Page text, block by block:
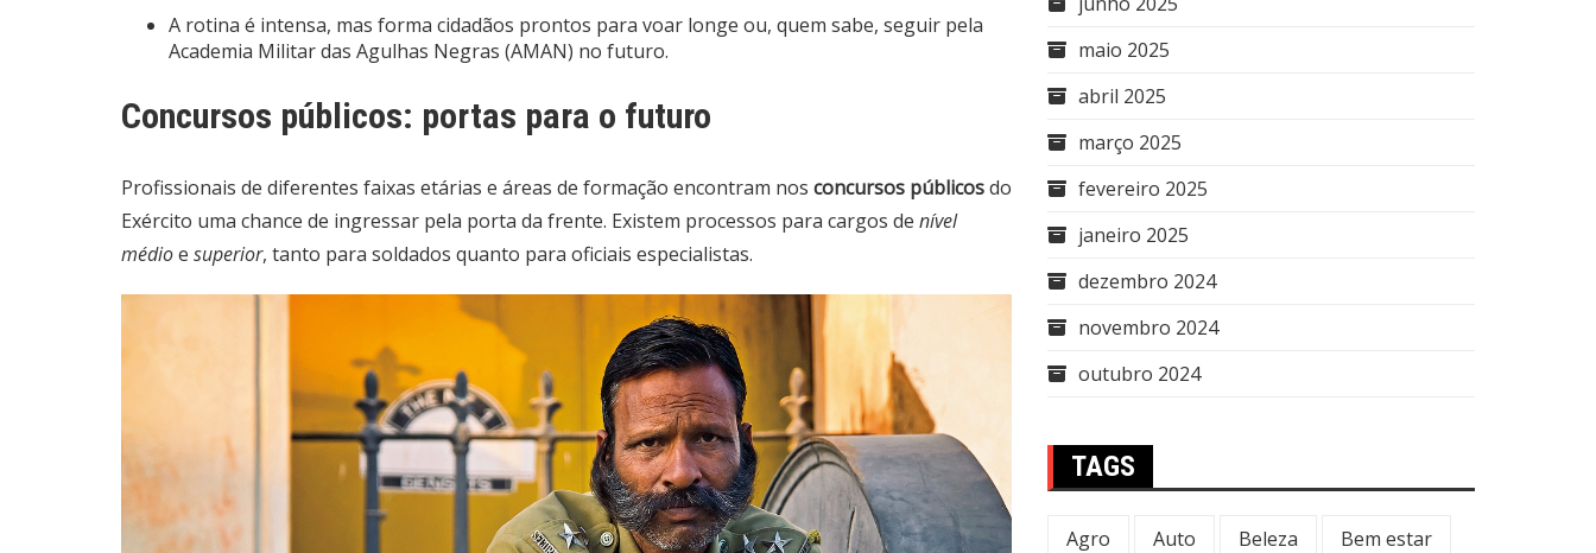
A rotina é intensa, mas forma cidadãos prontos para voar longe ou, quem sabe, seguir pela
Academia Militar das Agulhas Negras (AMAN) no futuro.
Concursos públicos: portas para o futuro
Profissionais de diferentes faixas etárias e áreas de formação encontram nos concursos públicosdo
Exército uma chance de ingressar pela porta da frente. Existem processos para cargos de nível
médioe superior, tanto para soldados quanto para oficiais especialistas.
maio 2025
abril 2025
março 2025
fevereiro 2025
janeiro 2025
dezembro 2024
novembro 2024
outubro 2024
TAGS
Agro Auto Beleza Bem estar